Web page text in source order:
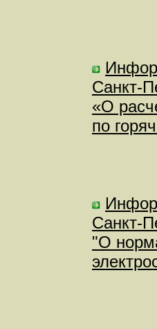
Санкт-
«О
по
Санкт-
"О